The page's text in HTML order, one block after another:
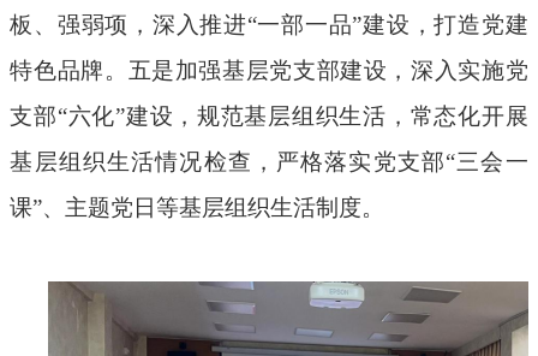
板、强弱项，深入推进“一部一品”建设，打造党建
特色品牌。 五是加强基层党支部建设，深入实施党
支部“六化”建设，规范基层组织生活，常态化开展
基层组织生活情况检查，严格落实党支部“三会一
课”、主题党日等基层组织生活制度。